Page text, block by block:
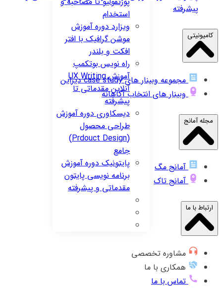
استخدام
ویزارددوره آموزش
موشن گرافیک با افتر
افکت و بلندر
راه نویسبوتکمپ
آموزش UX Writing
آنلاین مقدماتی تا
پیشرفته
دیسکاوریدوره آموزش
طراحی محصول
(Prdouct Design)
جامع
پایتونیکدوره آموزش
برنامه نویسی پایتون
مقدماتی و پیشرفته
پیشرفته
کامیونیتی
مجموعه وبینار های case study دیزاین
وبینار های انتخاب آگاهانه
مجله آمانج
آمانج مگ
آمانج تاک
ارتباط با ما
مشاوره تخصصی
همکاری با ما
تماس با ما